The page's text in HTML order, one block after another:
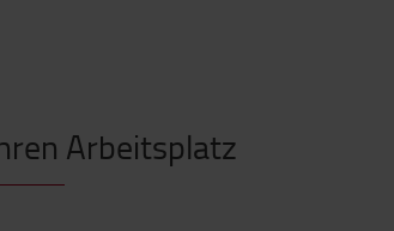
Arbeitsplatz